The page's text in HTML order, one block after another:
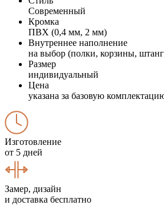
Современный
Кромка
ПВХ (0,4 мм, 2 мм)
Внутреннее наполнение
на выбор (полки, корзины,
Размер
индивидуальный
Цена
указана за базовую
Изготовление
от 5 дней
Замер, дизайн
и доставка бесплатно